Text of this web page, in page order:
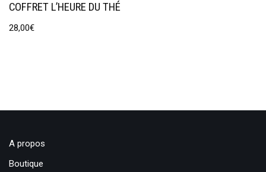
COFFRET L’HEURE DU THÉ
28,00€
A propos
Boutique